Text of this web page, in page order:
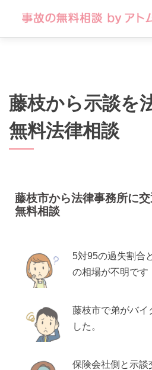
藤枝から示談を
無料法律相談
藤枝市から法律事務所に
無料相談
5対95の過失割合
の相場が不明です
藤枝市で弟がバイ
した。
保険会社側と示談